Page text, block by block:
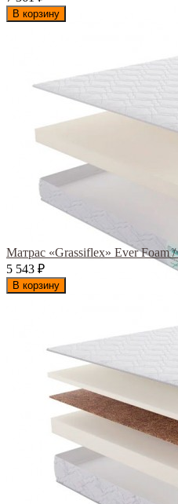
В корзину
Матрас «Grassiflex» Ever Foam
5 543 ₽
В корзину